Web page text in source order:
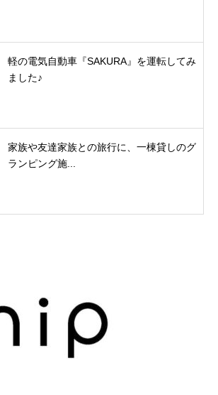
軽の電気自動車『SAKURA』を運転してみ
ました♪
家族や友達家族との旅行に、一棟貸しのグ
ランピング施...